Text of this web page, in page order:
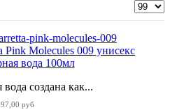
Pink Molecules 009 унисекс
вода 100мл
создана как...
руб